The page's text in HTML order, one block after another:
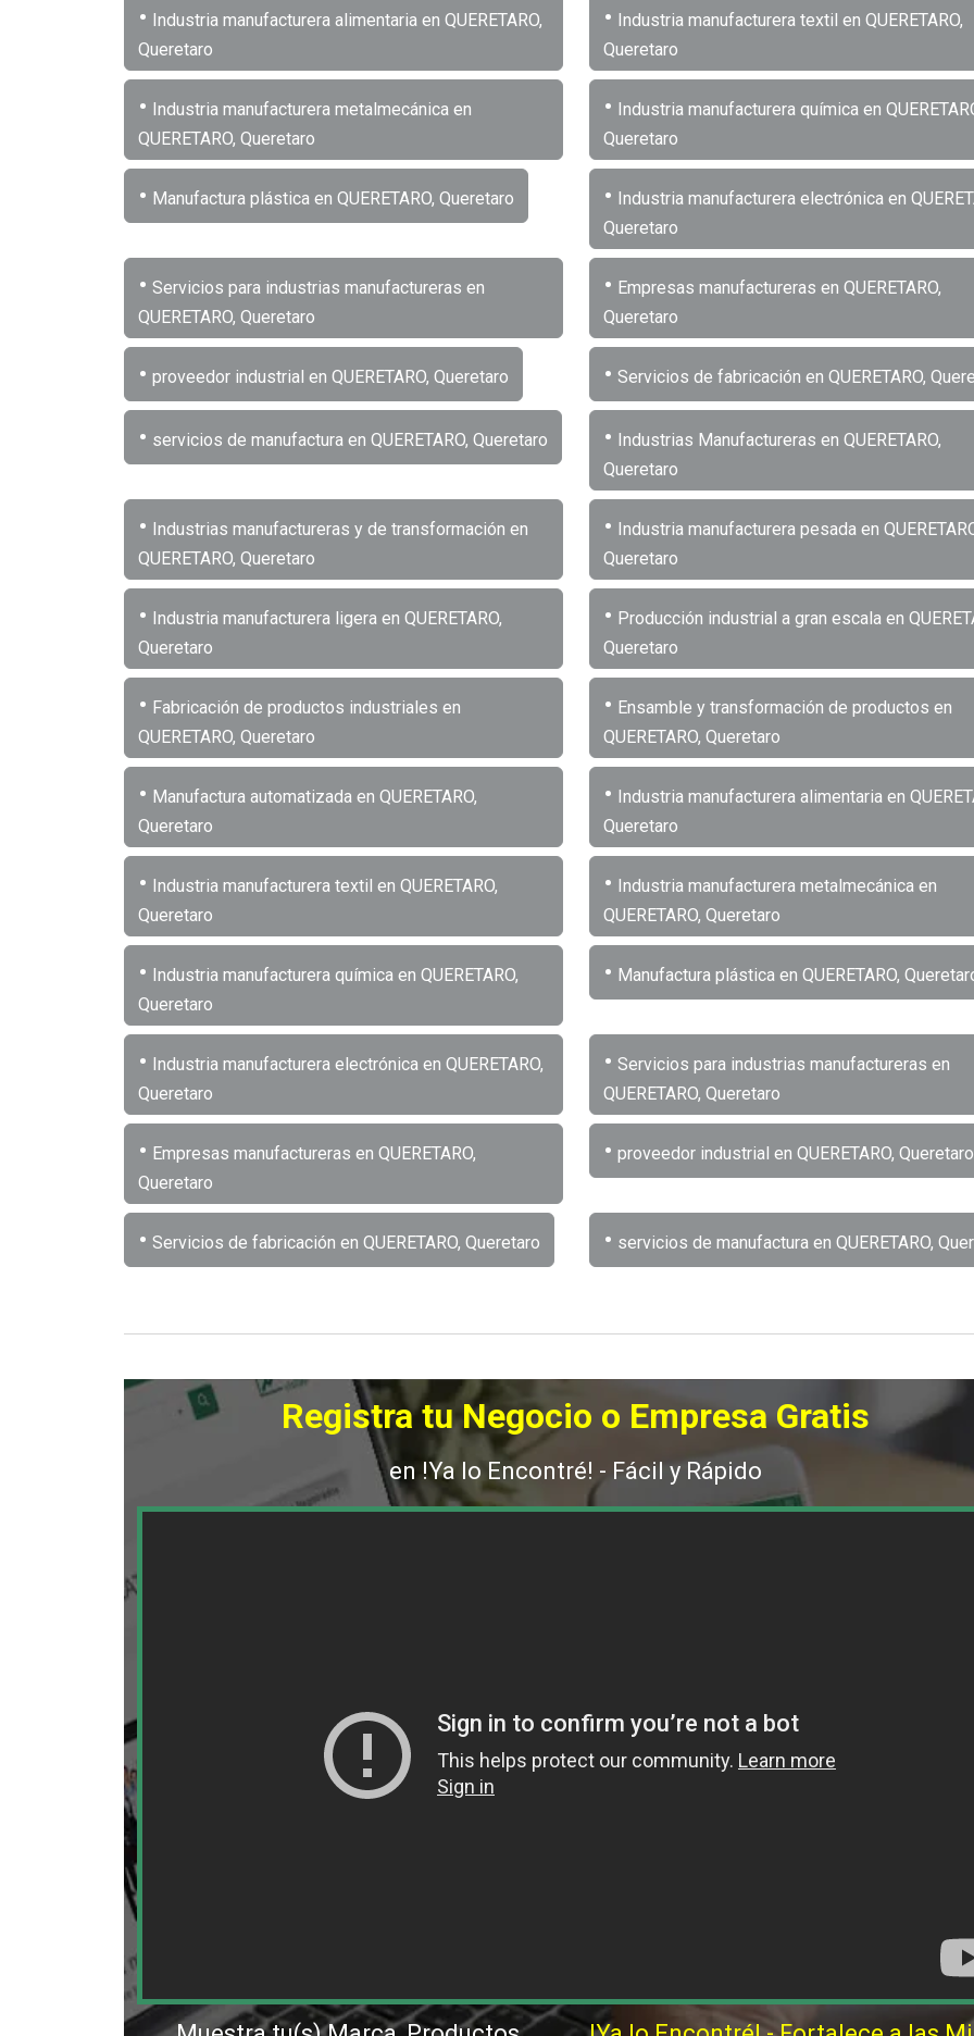
• Industria manufacturera alimentaria en QUERETARO,
Queretaro
• Industria manufacturera textil en QUERETARO,
Queretaro
• Industria manufacturera metalmecánica en
QUERETARO, Queretaro
• Industria manufacturera química en
Queretaro
• Manufactura plástica en QUERETARO, Queretaro • Industria manufacturera electrónica en
Queretaro
• Servicios para industrias manufactureras en
QUERETARO, Queretaro
• Empresas manufactureras en QUERETARO,
Queretaro
• proveedor industrial en QUERETARO, Queretaro • Servicios de fabricación en QUERETARO,
• servicios de manufactura en QUERETARO, Queretaro • Industrias Manufactureras en QUERETARO,
Queretaro
• Industrias manufactureras y de transformación en
QUERETARO, Queretaro
• Industria manufacturera pesada en
Queretaro
• Industria manufacturera ligera en QUERETARO,
Queretaro
• Producción industrial a gran escala en
Queretaro
• Fabricación de productos industriales en
QUERETARO, Queretaro
• Ensamble y transformación de productos en
QUERETARO, Queretaro
• Manufactura automatizada en QUERETARO,
Queretaro
• Industria manufacturera alimentaria en
Queretaro
• Industria manufacturera textil en QUERETARO,
Queretaro
• Industria manufacturera metalmecánica en
QUERETARO, Queretaro
• Industria manufacturera química en QUERETARO,
Queretaro
• Manufactura plástica en QUERETARO,
• Industria manufacturera electrónica en QUERETARO,
Queretaro
• Servicios para industrias manufactureras en
QUERETARO, Queretaro
• Empresas manufactureras en QUERETARO,
Queretaro
• proveedor industrial en QUERETARO, Queretaro
• Servicios de fabricación en QUERETARO, Queretaro • servicios de manufactura en QUERETARO,
Registra tu Negocio o Empresa Gratis
en !Ya lo Encontré! - Fácil y Rápido